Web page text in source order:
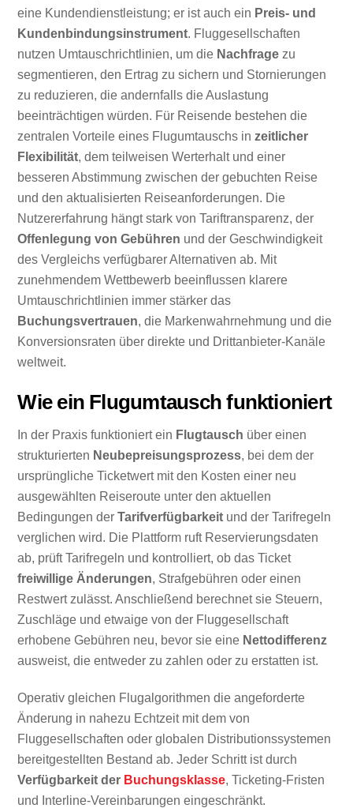
eine Kundendienstleistung; er ist auch ein Preis- und
Kundenbindungsinstrument. Fluggesellschaften
nutzen Umtauschrichtlinien, um die Nachfrage zu
segmentieren, den Ertrag zu sichern und Stornierungen
zu reduzieren, die andernfalls die Auslastung
beeinträchtigen würden. Für Reisende bestehen die
zentralen Vorteile eines Flugumtauschs inzeitlicher
Flexibilität, dem teilweisen Werterhalt und einer
besseren Abstimmung zwischen der gebuchten Reise
und den aktualisierten Reiseanforderungen. Die
Nutzererfahrung hängt stark von Tariftransparenz, der
Offenlegung von Gebühren und der Geschwindigkeit
des Vergleichs verfügbarer Alternativen ab. Mit
zunehmendem Wettbewerb beeinflussen klarere
Umtauschrichtlinien immer stärker das
Buchungsvertrauen, die Markenwahrnehmung und die
Konversionsraten über direkte und Drittanbieter-Kanäle
weltweit.
Wie ein Flugumtausch funktioniert
In der Praxis funktioniert ein Flugtausch über einen
strukturierten Neubepreisungsprozess, bei dem der
ursprüngliche Ticketwert mit den Kosten einer neu
ausgewählten Reiseroute unter den aktuellen
Bedingungen derTarifverfügbarkeit und der Tarifregeln
verglichen wird. Die Plattform ruft Reservierungsdaten
ab, prüft Tarifregeln und kontrolliert, ob das Ticket
freiwillige Änderungen, Strafgebühren oder einen
Restwert zulässt. Anschließend berechnet sie Steuern,
Zuschläge und etwaige von der Fluggesellschaft
erhobene Gebühren neu, bevor sie eine Nettodifferenz
ausweist, die entweder zu zahlen oder zu erstatten ist.
Operativ gleichen Flugalgorithmen die angeforderte
Änderung in nahezu Echtzeit mit dem von
Fluggesellschaften oder globalen Distributionssystemen
bereitgestellten Bestand ab. Jeder Schritt ist durch
Verfügbarkeit der Buchungsklasse, Ticketing-Fristen
und Interline-Vereinbarungen eingeschränkt.